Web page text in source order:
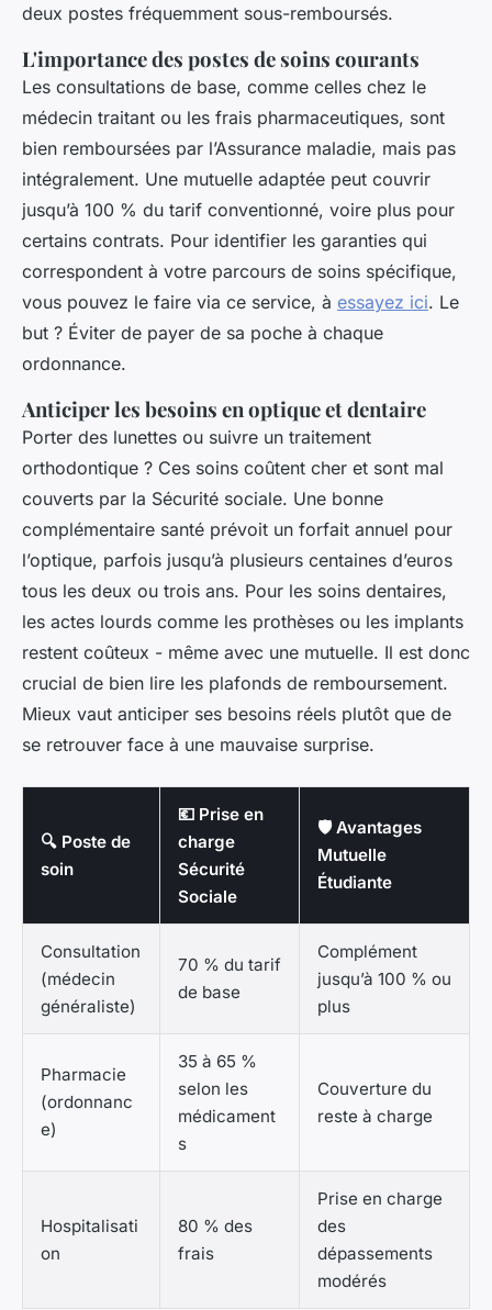
deux postes fréquemment sous-remboursés.
L'importance des postes de soins courants
Les consultations de base, comme celles chez le
médecin traitant ou les frais pharmaceutiques, sont
bien remboursées par l’Assurance maladie, mais pas
intégralement. Une mutuelle adaptée peut couvrir
jusqu’à 100 % du tarif conventionné, voire plus pour
certains contrats. Pour identifier les garanties qui
correspondent à votre parcours de soins spécifique,
vous pouvez le faire via ce service, à essayez ici. Le
but ? Éviter de payer de sa poche à chaque
ordonnance.
Anticiper les besoins en optique et dentaire
Porter des lunettes ou suivre un traitement
orthodontique ? Ces soins coûtent cher et sont mal
couverts par la Sécurité sociale. Une bonne
complémentaire santé prévoit un forfait annuel pour
l’optique, parfois jusqu’à plusieurs centaines d’euros
tous les deux ou trois ans. Pour les soins dentaires,
les actes lourds comme les prothèses ou les implants
restent coûteux - même avec une mutuelle. Il est donc
crucial de bien lire les plafonds de remboursement.
Mieux vaut anticiper ses besoins réels plutôt que de
se retrouver face à une mauvaise surprise.
🔍 Poste de
soin
💶 Prise en
charge
Sécurité
Sociale
🛡️ Avantages
Mutuelle
Étudiante
Consultation
(médecin
généraliste)
70 % du tarif
de base
Complément
jusqu’à 100 % ou
plus
Pharmacie
(ordonnanc
e)
35 à 65 %
selon les
médicament
s
Couverture du
reste à charge
Hospitalisati
on
80 % des
frais
Prise en charge
des
dépassements
modérés